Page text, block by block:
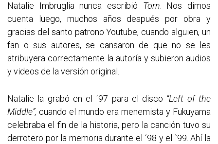
Natalie Imbruglia nunca escribió Torn. Nos dimos
cuenta luego, muchos años después por obra y
gracias del santo patrono Youtube, cuando alguien, un
fan o sus autores, se cansaron de que no se les
atribuyera correctamente la autoría y subieron audios
y videos de la versión original.
Natalie la grabó en el ´97 para el disco “Left of the
Middle”, cuando el mundo era menemista y Fukuyama
celebraba el fin de la historia, pero la canción tuvo su
derrotero por la memoria durante el ´98 y el `99. Ahí la